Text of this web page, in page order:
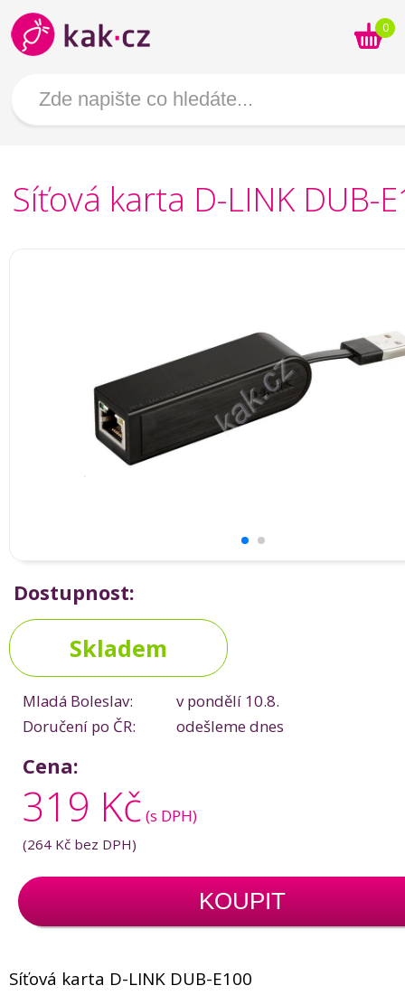
0
Síťová karta D-LINK DUB-
Dostupnost:
Skladem
Mladá Boleslav:
v pondělí 10.8.
Doručení po ČR:
odešleme dnes
Cena:
319 Kč (s DPH)
(264 Kč bez DPH)
KOUPIT
Síťová karta D-LINK DUB-E100